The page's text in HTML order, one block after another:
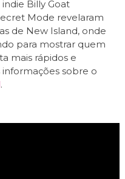
Billy Goat
Mode revelaram
de New Island, onde
para mostrar quem
mais rápidos e
informações sobre o
.